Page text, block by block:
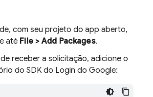
com seu projeto do app aberto,
até File > Add Packages.
receber a solicitação, adicione o
do SDK do Login do Google: